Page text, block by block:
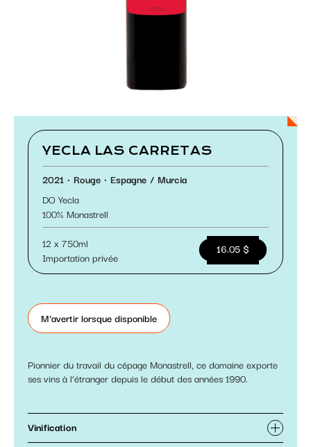
YECLA LAS CARRETAS
2021 Rouge Espagne
Murcia
DO Yecla
100
Monastrell
12 x 750ml
Importation privée
16.05 $
M'avertir lorsque disponible
Pionnier du travail du cépage Monastrell, ce domaine exporte
ses vins à l’étranger depuis le début des années 1990.
Vinification